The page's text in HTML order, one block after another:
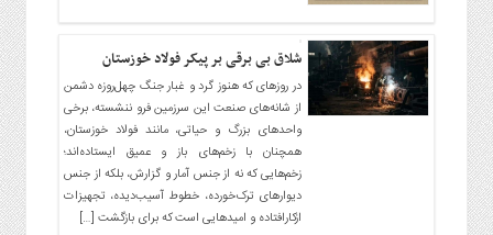
شلاق بی برقی بر پیکر فولاد خوزستان
در روزهای که هنوز گرد و غبار جنگ چهل‌روزه دشمن
از شانه‌های صنعت این سرزمین فرو ننشسته، برخی
واحدهای بزرگ و حیاتی، مانند فولاد خوزستان،
همچنان با زخم‌های باز و عمیق ایستاده‌اند؛
زخم‌هایی که نه از جنس آمار و گزارش، بلکه از جنس
دیوارهای ترک‌خورده، خطوط آسیب‌دیده، تجهیزات
ازکارافتاده و امیدهایی است که برای بازگشت […]